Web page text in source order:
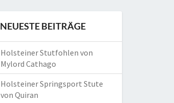
NEUESTE BEITRÄGE
Holsteiner Stutfohlen von
Mylord Cathago
Holsteiner Springsport Stute
von Quiran